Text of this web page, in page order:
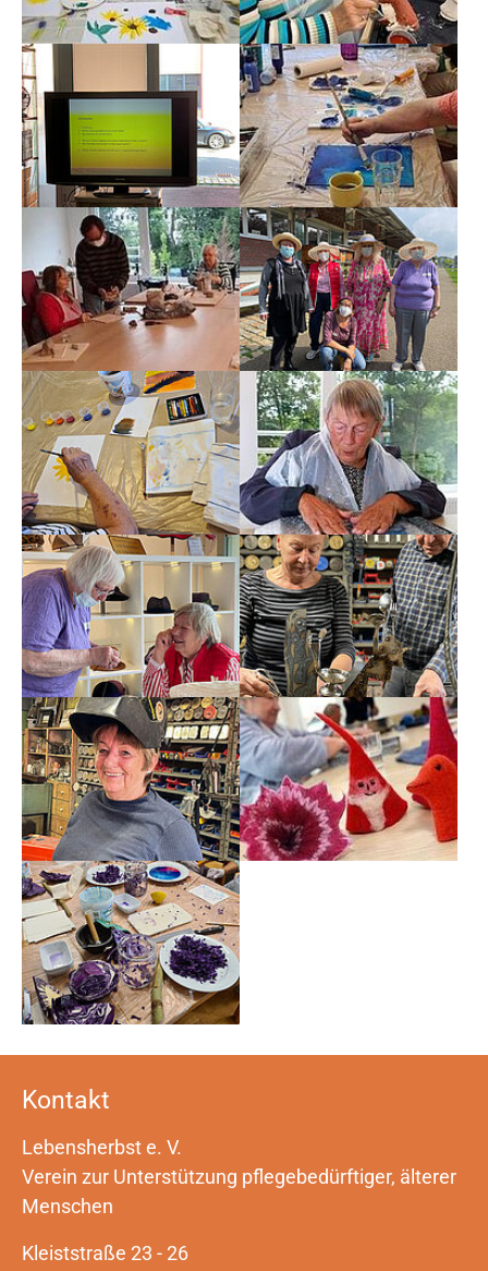
Show larger version Show larger version
Show larger version Show larger version
Show larger version Show larger version
Show larger version Show larger version
Show larger version Show larger version
Show larger version
Kontakt
Lebensherbst e. V.
Verein zur Unterstützung pflegebedürftiger, älterer
Menschen
Kleiststraße 23 - 26